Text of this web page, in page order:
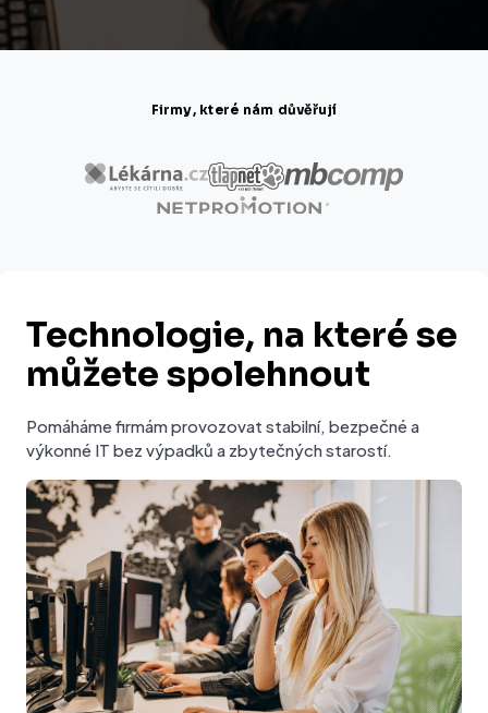
Firmy, které nám důvěřují
Technologie, na které se
můžete spolehnout
Pomáháme firmám provozovat stabilní, bezpečné a
výkonné IT bez výpadků a zbytečných starostí.